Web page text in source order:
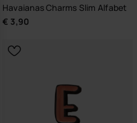
Havaianas Charms Slim Alfabet
€ 3,90